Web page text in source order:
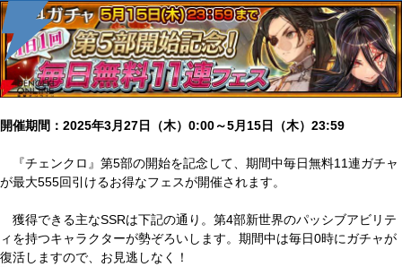
開催期間：2025年3月27日（木）0:00～5月15日（木）23:59
『チェンクロ』第5部の開始を記念して、期間中毎日無料11連ガチャ
が最大555回引けるお得なフェスが開催されます。
獲得できる主なSSRは下記の通り。第4部新世界のパッシブアビリテ
ィを持つキャラクターが勢ぞろいします。期間中は毎日0時にガチャが
復活しますので、お見逃しなく！